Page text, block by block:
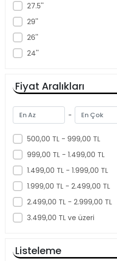
27.5''
29''
26''
24''
Fiyat Aralıkları
-
500,00 TL - 999,00 TL
999,00 TL - 1.499,00 TL
1.499,00 TL - 1.999,00 TL
1.999,00 TL - 2.499,00 TL
2.499,00 TL - 2.999,00 TL
3.499,00 TL ve üzeri
Listeleme